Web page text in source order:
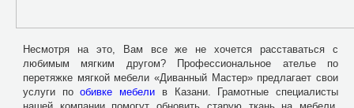
Несмотря на это, Вам все же не хочется расставаться с
любимым мягким другом? Профессиональное ателье по
перетяжке мягкой мебели «Диванный Мастер» предлагает свои
услуги пообивке мебели в Казани. Грамотные специалисты